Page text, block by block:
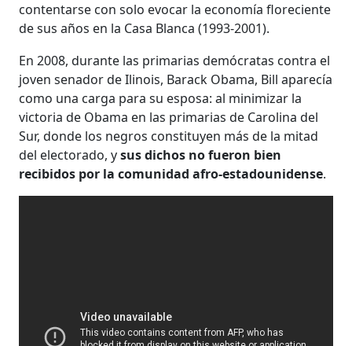
contentarse con solo evocar la economía floreciente
de sus años en la Casa Blanca (1993-2001).
En 2008, durante las primarias demócratas contra el
joven senador de Ilinois, Barack Obama, Bill aparecía
como una carga para su esposa: al minimizar la
victoria de Obama en las primarias de Carolina del
Sur, donde los negros constituyen más de la mitad
del electorado, ysus dichos no fueron bien
recibidos por la comunidad afro-estadounidense.